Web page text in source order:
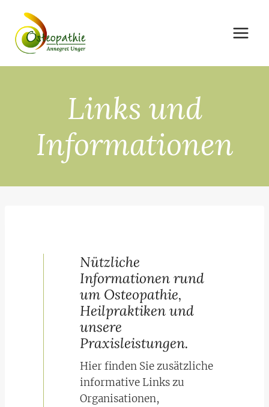
Inhalt
springen
Links und
Informationen
Nützliche
Informationen rund
um Osteopathie,
Heilpraktiken und
unsere
Praxisleistungen.
Hier finden Sie zusätzliche
informative Links zu
Organisationen,